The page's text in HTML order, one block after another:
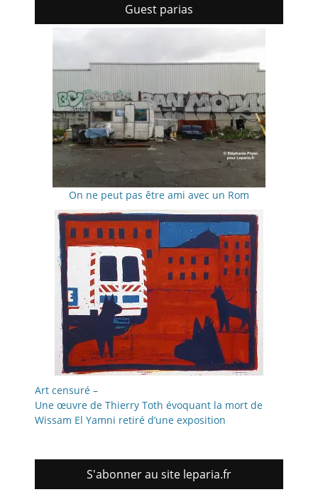
Guest parias
On ne peut pas être ami avec un Rom
Art censuré –
Une œuvre de Thierry Toth évoquant la mort de
Wissam El Yamni retiré d’une exposition
S'abonner au site leparia.fr